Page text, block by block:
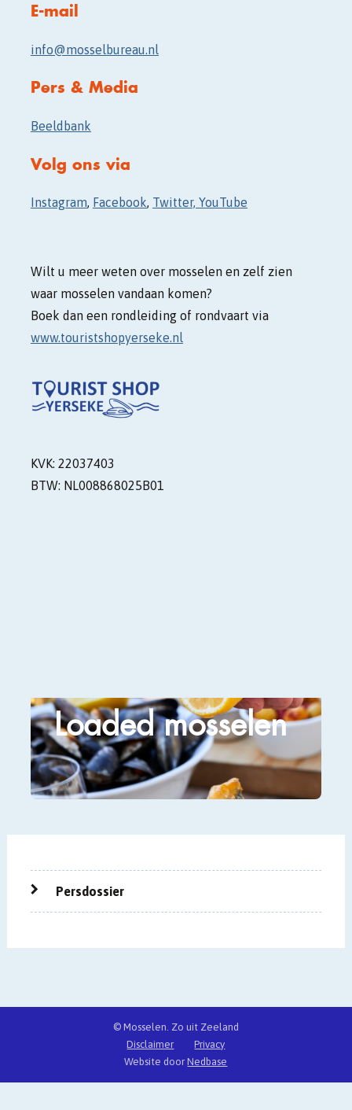
E-mail
info@mosselbureau.nl
Pers & Media
Beeldbank
Volg ons via
Instagram, Facebook, Twitter, YouTube
Wilt u meer weten over mosselen en zelf zien
waar mosselen vandaan komen?
Boek dan een rondleiding of rondvaart via
www.touristshopyerseke.nl
KVK: 22037403
BTW: NL008868025B01
Loaded mosselen
Persdossier
© Mosselen. Zo uit Zeeland
Disclaimer
Privacy
Website doorNedbase